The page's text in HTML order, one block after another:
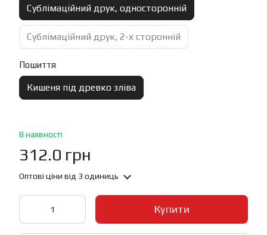
Сублімаційний друк, односторонній
Сублімаційний друк, 2-х сторонній
Пошиття
Кишеня під древко зліва
В наявності
312.0 грн
Оптові ціни від 3 одиниць
Купити